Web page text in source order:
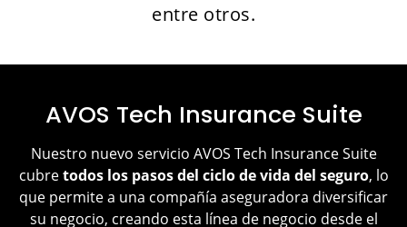
entre otros.
AVOS Tech Insurance Suite​
Nuestro nuevo servicio AVOS Tech Insurance Suite
cubretodos los pasos del ciclo de vida del seguro, lo
que permite a una compañía aseguradora diversificar
su negocio, creando esta línea de negocio desde el